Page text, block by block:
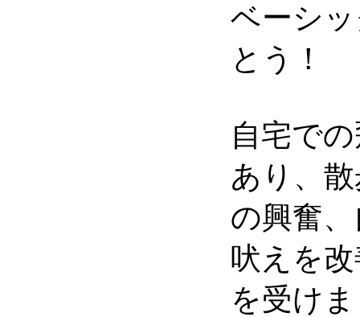
ベーシ
とう！
自宅で
あり、
の興奮
吠えを
を受け